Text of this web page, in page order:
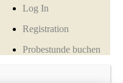
Log In
Registration
Probestunde buchen